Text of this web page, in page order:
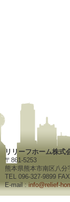
リリーフホーム株式
〒861-5253
熊本県熊本市南区八分
TEL 096-327-9899
E-mail :info@relief-